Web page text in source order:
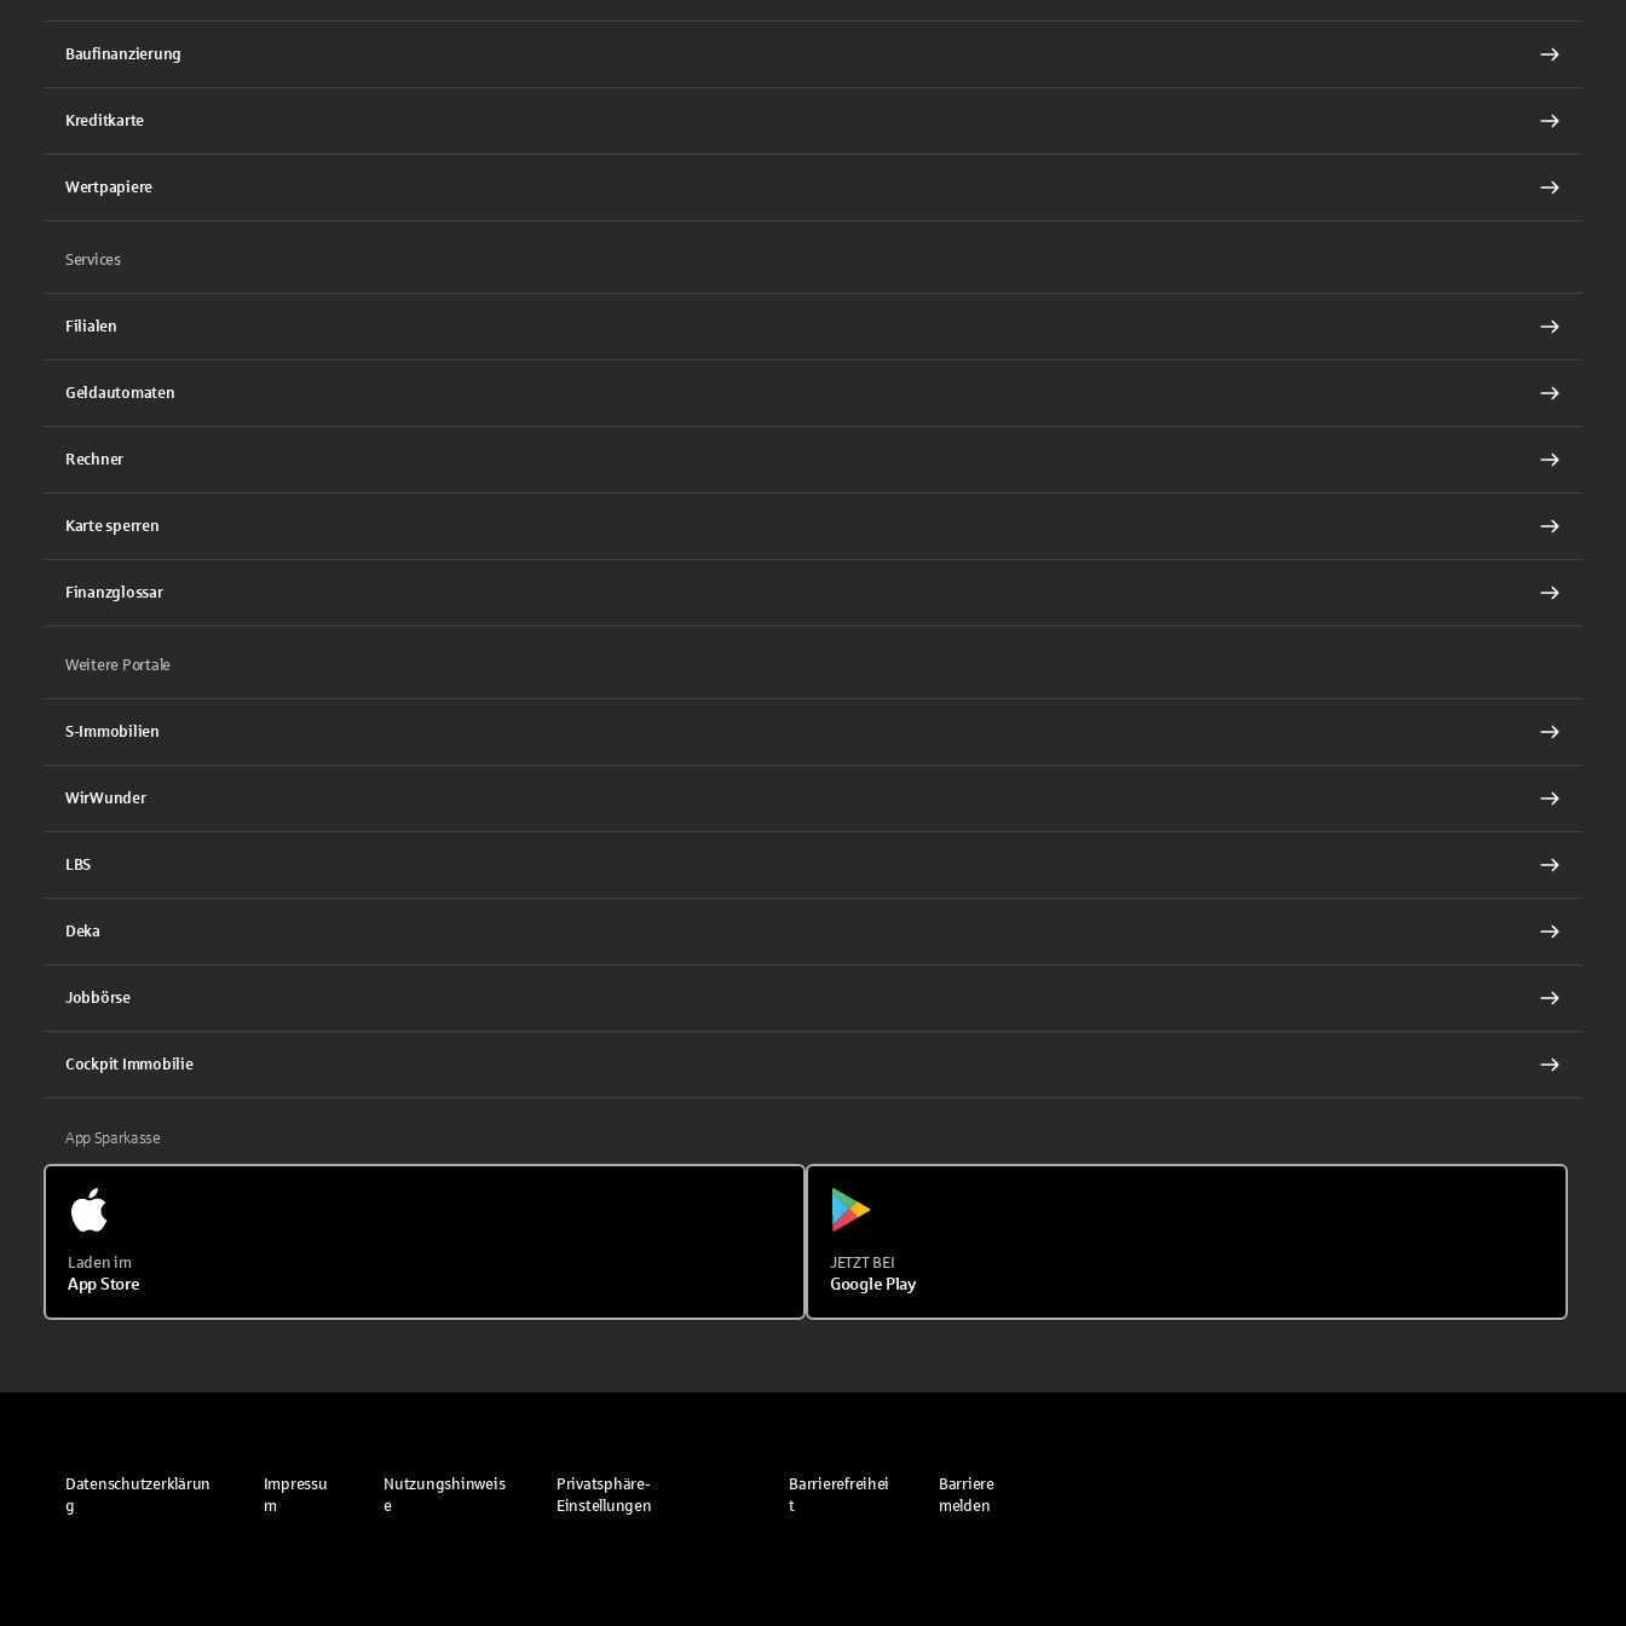
Baufinanzierung
Kreditkarte
Wertpapiere
Services
Filialen
Geldautomaten
Rechner
Karte sperren
Finanzglossar
Weitere Portale
S-Immobilien
WirWunder
LBS
Deka
Jobbörse
Cockpit Immobilie
App Sparkasse
Laden im
App Store
JETZT BEI
Google Play
Datenschutzerklärun
g
Impressu
m
Nutzungshinweis
e
Privatsphäre-
Einstellungen
Barrierefreihei
t
Barriere
melden